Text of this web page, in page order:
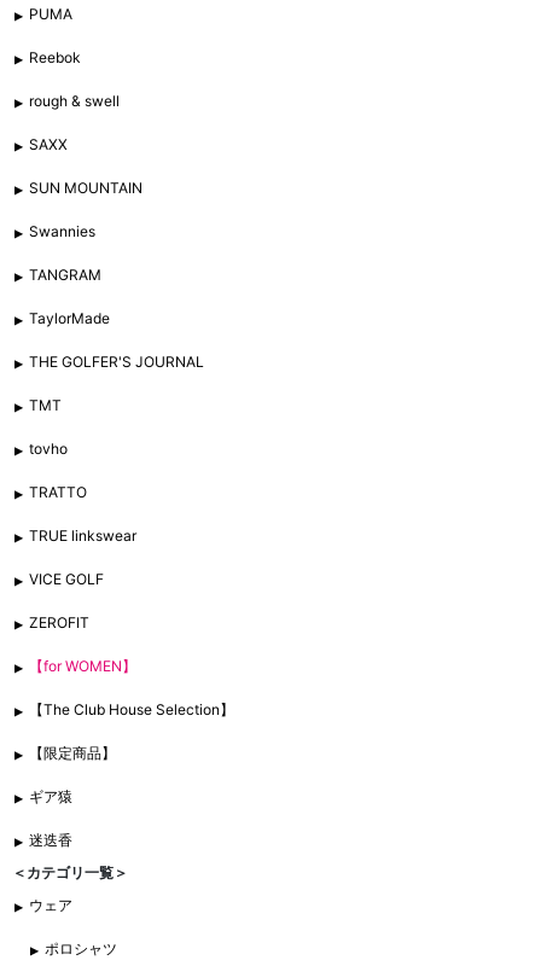
PUMA
Reebok
rough & swell
SAXX
SUN MOUNTAIN
Swannies
TANGRAM
TaylorMade
THE GOLFER'S JOURNAL
TMT
tovho
TRATTO
TRUE linkswear
VICE GOLF
ZEROFIT
【for WOMEN】
【The Club House Selection】
【限定商品】
ギア猿
迷迭香
＜カテゴリ一覧＞
ウェア
ポロシャツ